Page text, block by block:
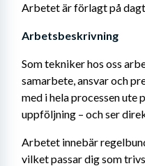
Arbetet är förlagt på
Arbetsbeskrivning
Som tekniker hos oss
samarbete, ansvar och
med i hela processen ute
uppföljning – och ser
Arbetet innebär
vilket passar dig som